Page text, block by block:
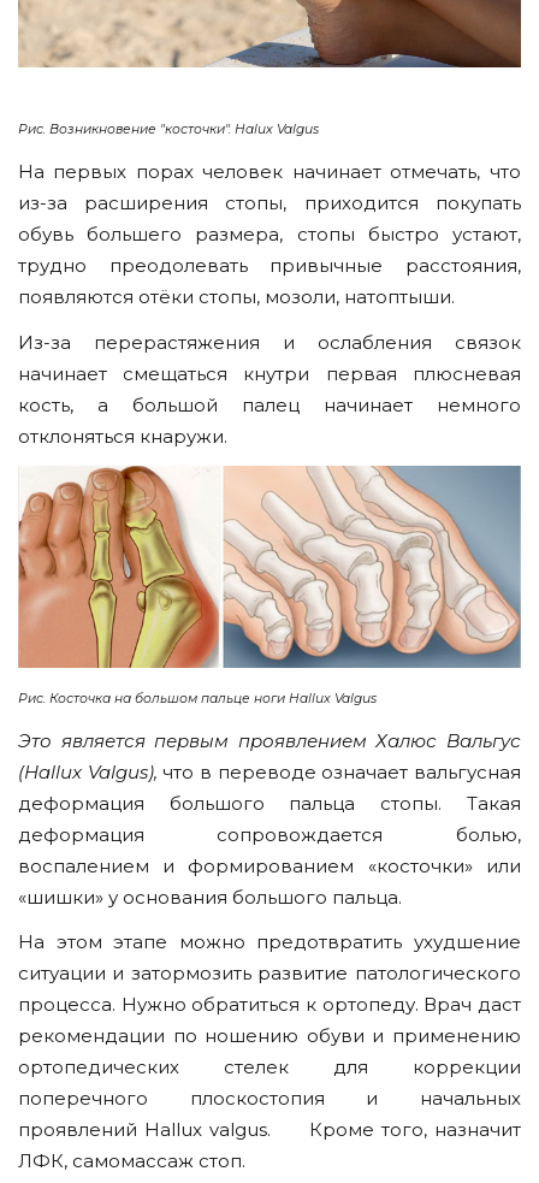
Рис. Возникновение "косточки". Halux Valgus
На первых порах человек начинает отмечать, что
из-за расширения стопы, приходится покупать
обувь большего размера, стопы быстро устают,
трудно преодолевать привычные расстояния,
появляются отёки стопы, мозоли, натоптыши.
Из-за перерастяжения и ослабления связок
начинает смещаться кнутри первая плюсневая
кость, а большой палец начинает немного
отклоняться кнаружи.
Рис. Косточка на большом пальце ноги Hallux Valgus
Это является первым проявлением Халюс Вальгус
(Hallux Valgus), что в переводе означает вальгусная
деформация большого пальца стопы. Такая
деформация сопровождается болью,
воспалением и формированием «косточки» или
«шишки» у основания большого пальца.
На этом этапе можно предотвратить ухудшение
ситуации и затормозить развитие патологического
процесса. Нужно обратиться к ортопеду. Врач даст
рекомендации по ношению обуви и применению
ортопедических стелек для коррекции
поперечного плоскостопия и начальных
проявлений Hallux valgus. Кроме того, назначит
ЛФК, самомассаж стоп.